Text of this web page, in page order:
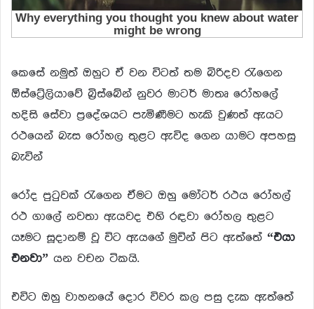
කෙසේ නමුත් ඔහුට ඒ වන විටත් තම බිරිදව රැගෙන
ඕස්ට්‍රේලියාවේ බ්‍රිස්බේන් නුවර මාටර් මාතෘ රෝහලේ
හදිසි සේවා ප්‍රදේශයට පැමිණීමට හැකි වුණත් ඇයට
රථයෙන් බැස රෝහල තුළට ඇවිද ගෙන යාමට අපහසු
බැවින්
රෝද පුටුවක් රැගෙන ඒමට ඔහු මෝටර් රථය රෝහල්
රථ ගාලේ නවතා ඇයවද එහි රඳවා රෝහල තුළට
යෑමට සූදානම් වූ විට ඇයගේ මුවින් පිට ඇත්තේ “එයා
එනවා” යන වචන ටිකයි.
එවිට ඔහු වාහනයේ දොර විවර කල පසු දැක ඇත්තේ